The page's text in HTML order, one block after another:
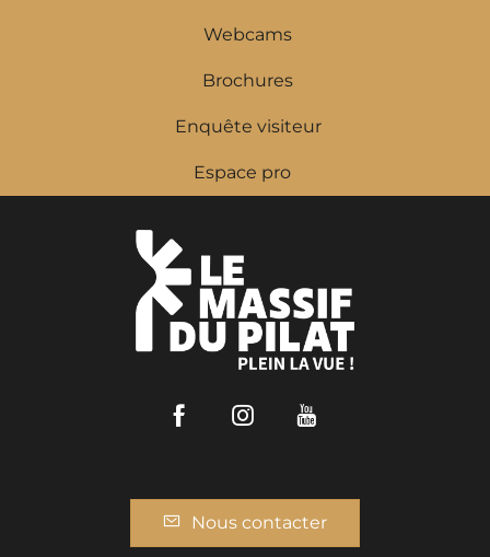
Webcams
Brochures
Enquête visiteur
Espace pro
FacebookInstagram
Nous contacter